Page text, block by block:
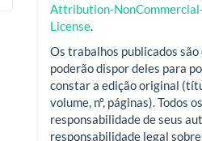
Attribution-
License
Os trabalhos publicados
poderão dispor deles para
constar a edição original
volume, nº, páginas). Todos
responsabilidade de seus
responsabilidade legal